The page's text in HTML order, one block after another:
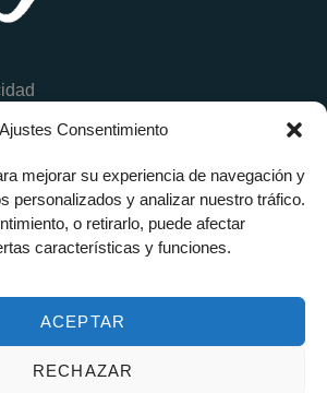
Ajustes Consentimiento
mejorar su experiencia de navegación y
personalizados y analizar nuestro tráfico.
o retirarlo, puede afectar
características y funciones.
ACEPTAR
RECHAZAR
3D
C.Móstoles, Madrid
919 472 470
604 80 15 15